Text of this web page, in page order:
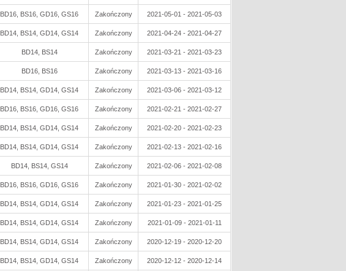
BD16, BS16, GD16, GS16 Zakończony 2021-05-01 - 2021-05-03
BD14, BS14, GD14, GS14 Zakończony 2021-04-24 - 2021-04-27
BD14, BS14 Zakończony 2021-03-21 - 2021-03-23
BD16, BS16 Zakończony 2021-03-13 - 2021-03-16
BD14, BS14, GD14, GS14 Zakończony 2021-03-06 - 2021-03-12
BD16, BS16, GD16, GS16 Zakończony 2021-02-21 - 2021-02-27
BD14, BS14, GD14, GS14 Zakończony 2021-02-20 - 2021-02-23
BD14, BS14, GD14, GS14 Zakończony 2021-02-13 - 2021-02-16
BD14, BS14, GS14 Zakończony 2021-02-06 - 2021-02-08
BD16, BS16, GD16, GS16 Zakończony 2021-01-30 - 2021-02-02
BD14, BS14, GD14, GS14 Zakończony 2021-01-23 - 2021-01-25
BD14, BS14, GD14, GS14 Zakończony 2021-01-09 - 2021-01-11
BD14, BS14, GD14, GS14 Zakończony 2020-12-19 - 2020-12-20
BD14, BS14, GD14, GS14 Zakończony 2020-12-12 - 2020-12-14